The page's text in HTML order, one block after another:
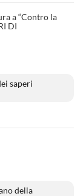
a “Contro la
DI
saperi
della